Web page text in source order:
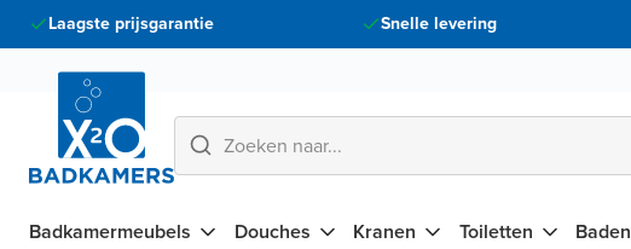
Laagste prijsgarantie Snelle levering
Badkamermeubels Douches Kranen Toiletten Baden